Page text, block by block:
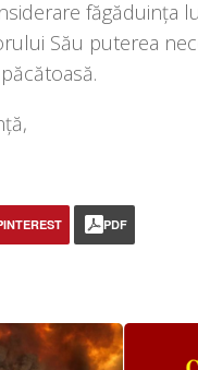
făgă­du­inţa
Său pute­rea
PDF